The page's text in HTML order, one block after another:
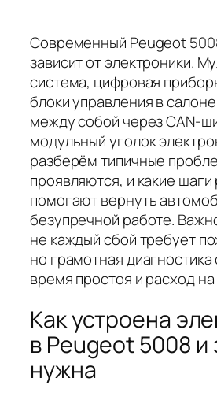
Современный Peugeot
зависит от электроники.
система, цифровая
блоки управления в
между собой через CAN-
модульный уголок
разберём типичные
проявляются, и какие
помогают вернуть
безупречной работе.
не каждый сбой требует
но грамотная
время простоя и расход
Как устроена
в Peugeot 5008 и
нужна